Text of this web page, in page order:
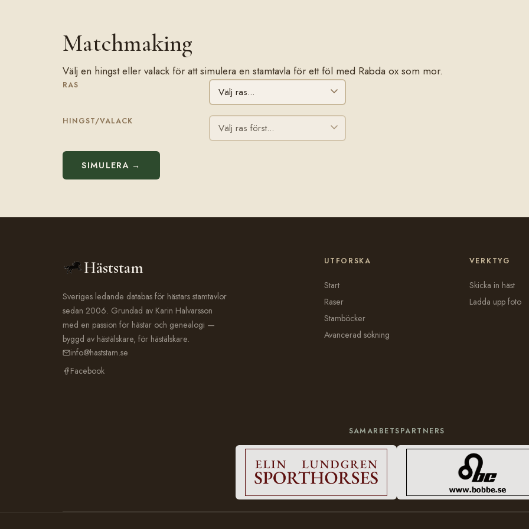
Matchmaking
Välj en hingst eller valack för att simulera en stamtavla för ett föl med Rabda ox som mor.
RAS
HINGST/VALACK
SIMULERA →
Häststam
Sveriges ledande databas för hästars stamtavlor
sedan 2006. Grundad av Karin Halvarsson
med en passion för hästar och genealogi —
byggd av hästälskare, för hästälskare.
info@haststam.se
Facebook
UTFORSKA
Start
Raser
Stamböcker
Avancerad sökning
VERKTYG
Skicka in häst
Ladda upp foto
SAMARBETSPARTNERS